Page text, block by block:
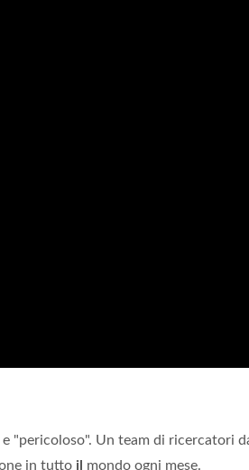
"pericoloso". Un team di ricercatori
in tutto il mondo ogni mese.